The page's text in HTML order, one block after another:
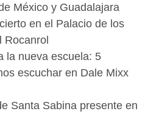
México y Guadalajara
en el Palacio de los
Rocanrol
la nueva escuela: 5
escuchar en Dale Mixx
Santa Sabina presente en